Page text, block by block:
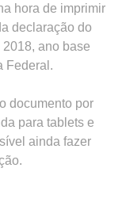
hora de imprimir
declaração do
ano base
Federal.
documento por
para tablets e
ainda fazer